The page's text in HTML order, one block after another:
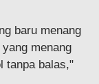
baru menang
menang
tanpa balas,"